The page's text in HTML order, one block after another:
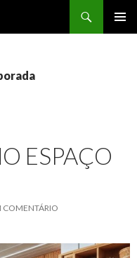
ESPAÇO
COMENTÁRIO